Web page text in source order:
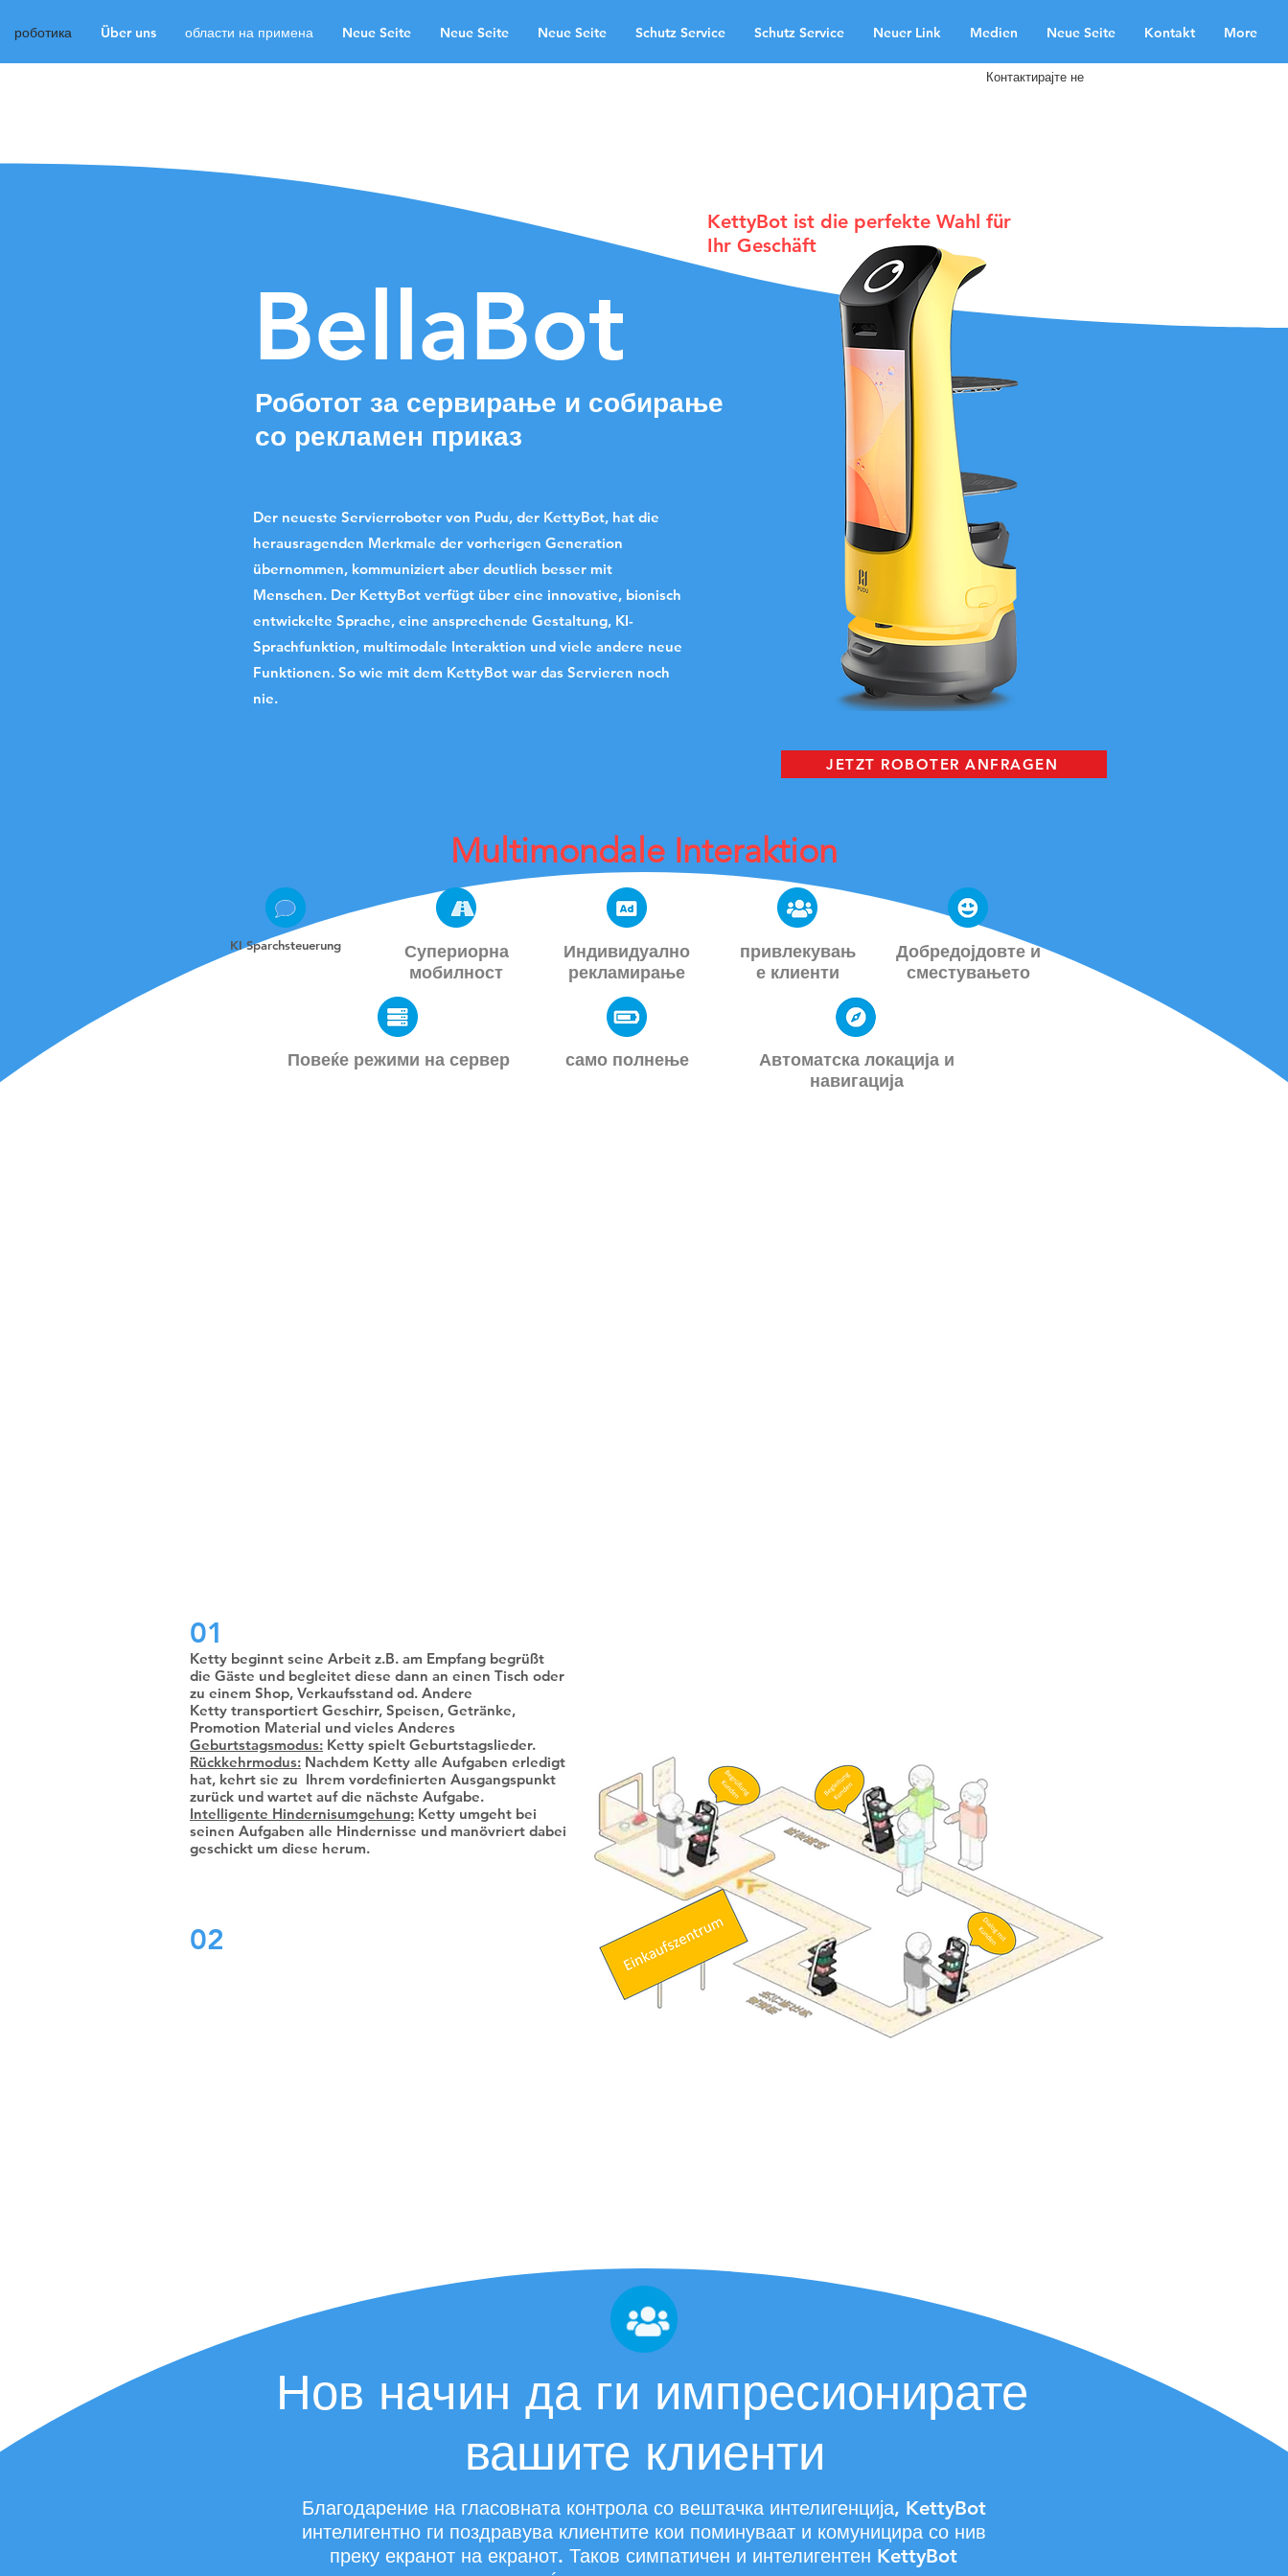
роботика Über uns области на примена Neue Seite Neue Seite Neue Seite Schutz Service Schutz Service Neuer Link Medien Neue Seite Kontakt More
Контактирајте не
Der neueste Servierroboter von Pudu, der KettyBot, hat die
herausragenden Merkmale der vorherigen Generation
übernommen, kommuniziert aber deutlich besser mit
Menschen. Der KettyBot verfügt über eine innovative, bionisch
entwickelte Sprache, eine ansprechende Gestaltung, KI-
Sprachfunktion, multimodale Interaktion und viele andere neue
Funktionen. So wie mit dem KettyBot war das Servieren noch
nie.
BellaBot
Роботот за сервирање и собирање
со рекламен приказ
KettyBot ist die perfekte Wahl für
Ihr Geschäft
JETZT ROBOTER ANFRAGEN
Multimondale Interaktion
KI Sparchsteuerung
Супериорна
мобилност
Индивидуално
рекламирање
привлекувањ
е клиенти
Добредојдовте и
сместувањето
Повеќе режими на сервер само полнење
Автоматска локација и
навигација
01
Ketty beginnt seine Arbeit z.B. am Empfang begrüßt
die Gäste und begleitet diese dann an einen Tisch oder
zu einem Shop, Verkaufsstand od. Andere
Ketty transportiert Geschirr, Speisen, Getränke,
Promotion Material und vieles Anderes
Geburtstagsmodus: Ketty spielt Geburtstagslieder.
Rückkehrmodus: Nachdem Ketty alle Aufgaben erledigt
hat, kehrt sie zu Ihrem vordefinierten Ausgangspunkt
zurück und wartet auf die nächste Aufgabe.
Intelligente Hindernisumgehung: Ketty umgeht bei
seinen Aufgaben alle Hindernisse und manövriert dabei
geschickt um diese herum.
02
Нов начин да ги импресионирате
вашите клиенти
Благодарение на гласовната контрола со вештачка интелигенција, KettyBot
интелигентно ги поздравува клиентите кои поминуваат и комуницира со нив
преку екранот на екранот. Таков симпатичен и интелигентен KettyBot